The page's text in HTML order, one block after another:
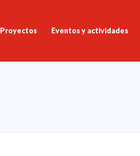
Proyectos Eventos y actividades